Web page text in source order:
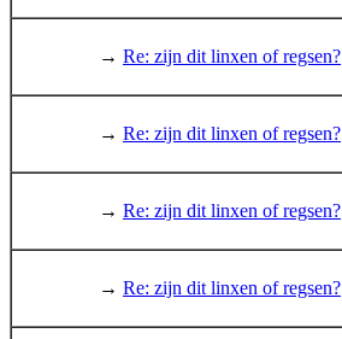
→ Re: zijn dit linxen of regsen?
→ Re: zijn dit linxen of regsen?
→ Re: zijn dit linxen of regsen?
→ Re: zijn dit linxen of regsen?